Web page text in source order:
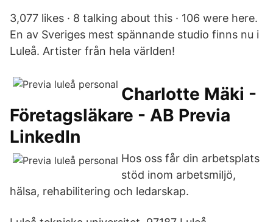
3,077 likes · 8 talking about this · 106 were here.
En av Sveriges mest spännande studio finns nu i
Luleå. Artister från hela världen!
Charlotte Mäki -
Företagsläkare - AB Previa
LinkedIn
Hos oss får din arbetsplats
stöd inom arbetsmiljö,
hälsa, rehabilitering och ledarskap.